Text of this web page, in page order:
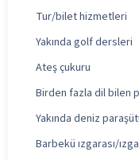
Tur/bilet hizmetleri
Yakında golf dersleri
Ateş çukuru
Birden fazla dil bilen
Yakında deniz
Barbekü ızgarası/